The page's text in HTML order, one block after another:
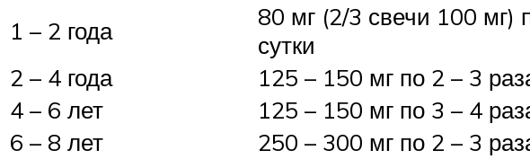
1 – 2 года
80 мг (2/3 свечи 100 мг)
сутки
2 – 4 года
125 – 150 мг по 2 – 3
4 – 6 лет
125 – 150 мг по 3 – 4
6 – 8 лет
250 – 300 мг по 2 – 3